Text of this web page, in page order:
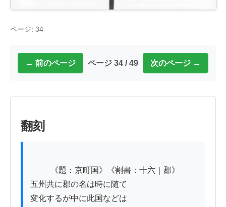
ページ: 34
← 前のページ ページ 34 / 49 次のページ →
翻刻
五州共に郡の名は時に随て
変化するが中に此国などは